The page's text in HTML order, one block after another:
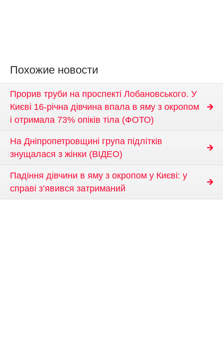
Похожие новости
Прорив труби на проспекті Лобановського. У
Києві 16-річна дівчина впала в яму з окропом
і отримала 73% опіків тіла (ФОТО)
На Дніпропетровщині група підлітків
знущалася з жінки (ВІДЕО)
Падіння дівчини в яму з окропом у Києві: у
справі з’явився затриманий